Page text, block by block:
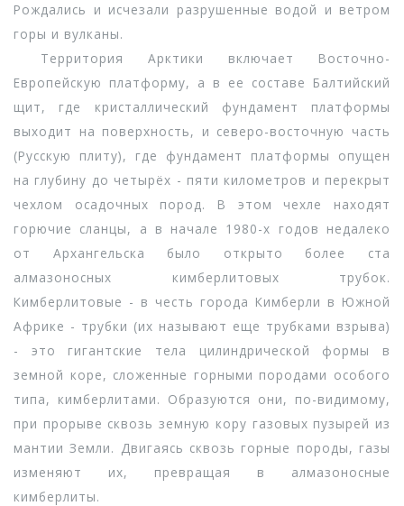
Рождались и исчезали разрушенные водой и ветром
горы и вулканы.
Территория Арктики включает Восточно-
Европейскую платформу, а в ее составе Балтийский
щит, где кристаллический фундамент платформы
выходит на поверхность, и северо-восточную часть
(Русскую плиту), где фундамент платформы опущен
на глубину до четырёх - пяти километров и перекрыт
чехлом осадочных пород. В этом чехле находят
горючие сланцы, а в начале 1980-х годов недалеко
от Архангельска было открыто более ста
алмазоносных кимберлитовых трубок.
Кимберлитовые - в честь города Кимберли в Южной
Африке - трубки (их называют еще трубками взрыва)
- это гигантские тела цилиндрической формы в
земной коре, сложенные горными породами особого
типа, кимберлитами. Образуются они, по-видимому,
при прорыве сквозь земную кору газовых пузырей из
мантии Земли. Двигаясь сквозь горные породы, газы
изменяют их, превращая в алмазоносные
кимберлиты.